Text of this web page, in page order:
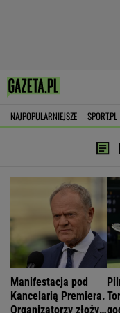
NAJPOPULARNIEJSZE SPORT.PL
Manifestacja pod
Kancelarią Premiera.
Organizatorzy złożyli